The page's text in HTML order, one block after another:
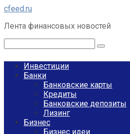
Перейти
контенту
cfeed.ru
Лента финансовых новостей
Инвестиции
Банки
Банковские карты
Кредиты
Банковские депозиты
Лизинг
Бизнес
Бизнес идеи